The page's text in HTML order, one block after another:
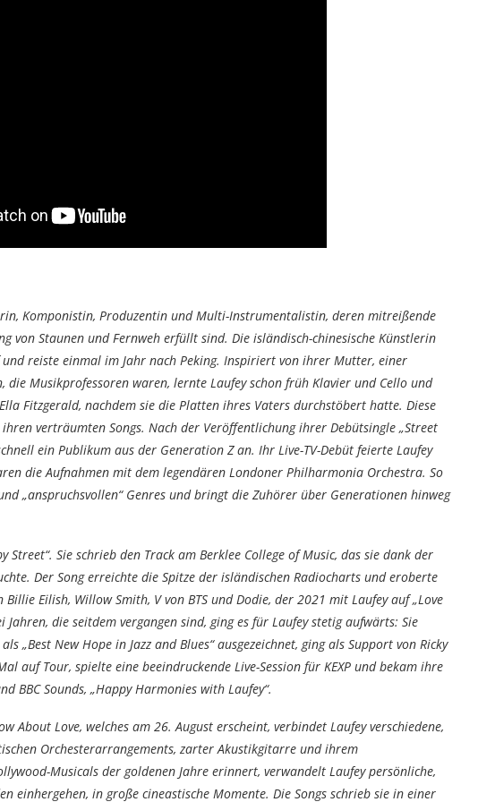
Komponistin, Produzentin und Multi-Instrumentalistin, deren mitreißende
von Staunen und Fernweh erfüllt sind. Die isländisch-chinesische Künstlerin
und reiste einmal im Jahr nach Peking. Inspiriert von ihrer Mutter, einer
Musikprofessoren waren, lernte Laufey schon früh Klavier und Cello und
Fitzgerald, nachdem sie die Platten ihres Vaters durchstöbert hatte. Diese
verträumten Songs. Nach der Veröffentlichung ihrer Debütsingle „Street
ein Publikum aus der Generation Z an. Ihr Live-TV-Debüt feierte Laufey
die Aufnahmen mit dem legendären Londoner Philharmonia Orchestra. So
„anspruchsvollen“ Genres und bringt die Zuhörer über Generationen hinweg
Street“. Sie schrieb den Track am Berklee College of Music, das sie dank der
Der Song erreichte die Spitze der isländischen Radiocharts und eroberte
Eilish, Willow Smith, V von BTS und Dodie, der 2021 mit Laufey auf „Love
die seitdem vergangen sind, ging es für Laufey stetig aufwärts: Sie
„Best New Hope in Jazz and Blues“ ausgezeichnet, ging als Support von Ricky
auf Tour, spielte eine beeindruckende Live-Session für KEXP und bekam ihre
BBC Sounds, „Happy Harmonies with Laufey“.
About Love, welches am 26. August erscheint, verbindet Laufey verschiedene,
Orchesterarrangements, zarter Akustikgitarre und ihrem
Musicals der goldenen Jahre erinnert, verwandelt Laufey persönliche,
einhergehen, in große cineastische Momente. Die Songs schrieb sie in einer